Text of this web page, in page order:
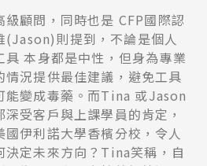
顧問，同時也是 CFP國際認
(Jason)則提到，不論是個人
本身都是中性，但身為專業
況提供最佳建議，避免工具
能變成毒藥。而Tina 或Jason
受客戶與上課學員的肯定，
伊利諾大學香檳分校，令人
決定未來方向？Tina笑稱，自